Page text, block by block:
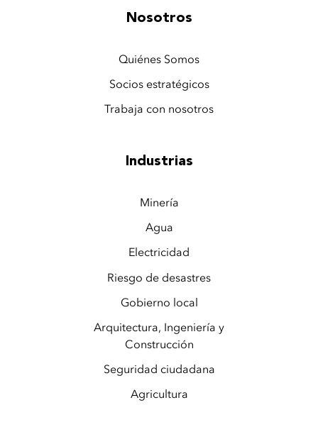
Nosotros
Quiénes Somos
Socios estratégicos
Trabaja con nosotros
Industrias
Minería
Agua
Electricidad
Riesgo de desastres
Gobierno local
Arquitectura, Ingeniería y
Construcción
Seguridad ciudadana
Agricultura